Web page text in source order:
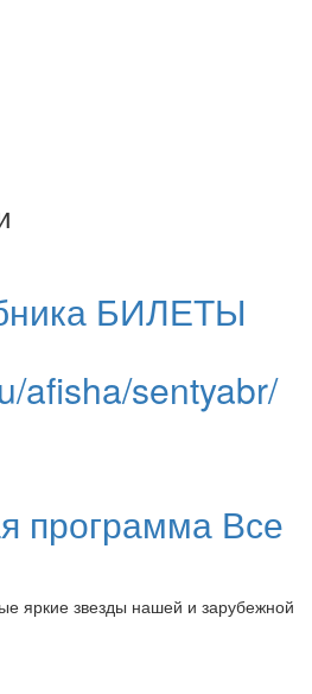
БИЛЕТЫ
afisha/sentyabr/
программа Все
яркие звезды нашей и зарубежной